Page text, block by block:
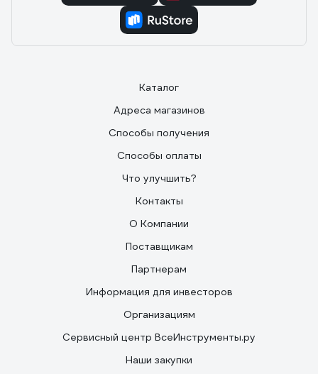
Каталог
Адреса магазинов
Способы получения
Способы оплаты
Что улучшить?
Контакты
О Компании
Поставщикам
Партнерам
Информация для инвесторов
Организациям
Сервисный центр ВсеИнструменты.ру
Наши закупки